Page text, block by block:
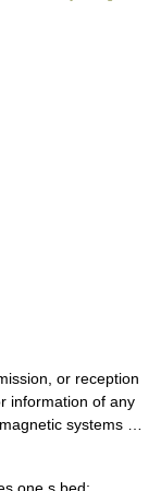
or reception
information of any
systems …